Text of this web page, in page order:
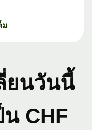
ม
ยนวันนี้
น CHF